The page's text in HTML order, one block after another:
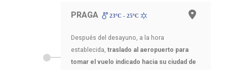
PRAGA 23ºC - 25ºC
Después del desayuno, a la hora
establecida, traslado al aeropuerto para
tomar el vuelo indicado hacia su ciudad de